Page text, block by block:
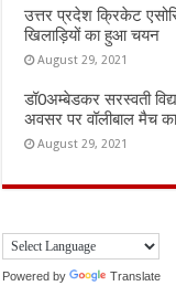
उत्तर प्रदेश क्रिकेट
खिलाड़ियों का हुआ चयन
August 29, 2021
डॉ0अम्बेडकर सरस्वती
अवसर पर वॉलीबाल मैच
August 29, 2021
Powered by Translate